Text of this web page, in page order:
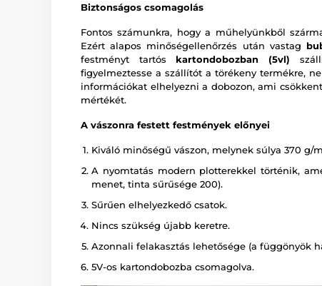
Biztonságos csomagolás
Fontos számunkra, hogy a műhelyünkből
Ezért alapos minőségellenőrzés után vastag
festményt tartós kartondobozban (5vl)
figyelmeztesse a szállítót a törékeny termékre,
információkat elhelyezni a dobozon, ami
mértékét.
A vászonra festett festmények előnyei
Kiváló minőségű vászon, melynek súlya 370 g/m
A nyomtatás modern plotterekkel történik,
menet, tinta sűrűsége 200).
Sűrűen elhelyezkedő csatok.
Nincs szükség újabb keretre.
Azonnali felakasztás lehetősége (a függönyök
5V-os kartondobozba csomagolva.